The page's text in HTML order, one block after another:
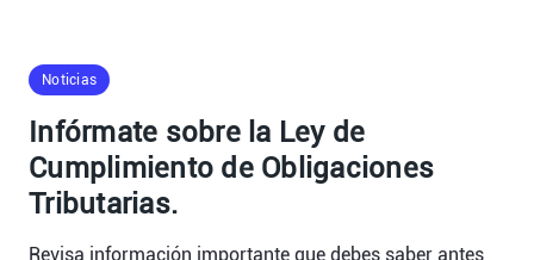
Noticias
Infórmate sobre la Ley de
Cumplimiento de Obligaciones
Tributarias.
Revisa información importante que debes saber antes